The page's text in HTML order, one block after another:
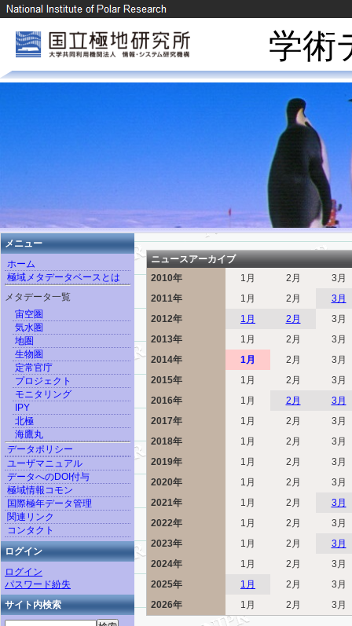
学術
メニュー
ホーム
極域メタデータベースとは
メタデータ一覧
宙空圏
気水圏
地圏
生物圏
定常官庁
プロジェクト
モニタリング
IPY
北極
海鷹丸
データポリシー
ユーザマニュアル
データへのDOI付与
極域情報コモン
国際極年データ管理
関連リンク
コンタクト
ログイン
ログイン
パスワード紛失
サイト内検索
ニュースアーカイブ
2010年
1月 2月
3月
2011年
1月 2月
3月
2012年
1月 2月
3月
2013年
1月 2月
3月
2014年
1月 2月
3月
2015年
1月 2月
3月
2016年
1月 2月
3月
2017年
1月 2月
3月
2018年
1月 2月
3月
2019年
1月 2月
3月
2020年
1月 2月
3月
2021年
1月 2月
3月
2022年
1月 2月
3月
2023年
1月 2月
3月
2024年
1月 2月
3月
2025年
1月 2月
3月
2026年
1月 2月 3月